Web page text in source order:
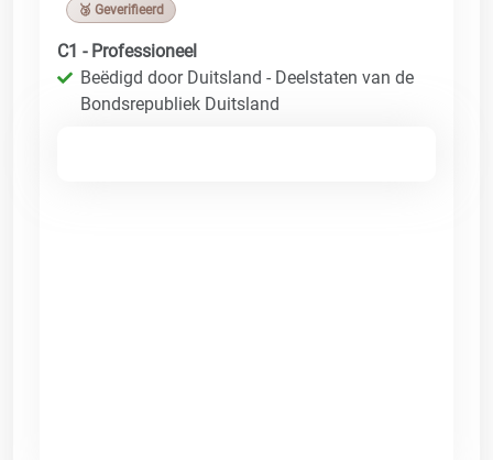
🥉 Geverifieerd
C1 - Professioneel
Beëdigd door Duitsland - Deelstaten van de
Bondsrepubliek Duitsland